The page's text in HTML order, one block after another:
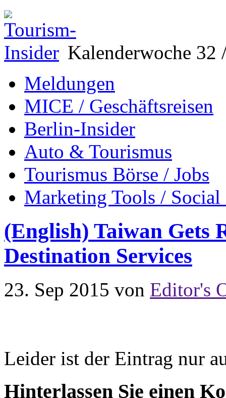
Kalenderwoche 32
Meldungen
MICE / Geschäftsreisen
Berlin-Insider
Auto & Tourismus
Tourismus Börse / Jobs
Marketing Tools /
(English) Taiwan Gets
Destination Services
23. Sep 2015 von Editor's
Leider ist der Eintrag nur
Hinterlassen Sie einen